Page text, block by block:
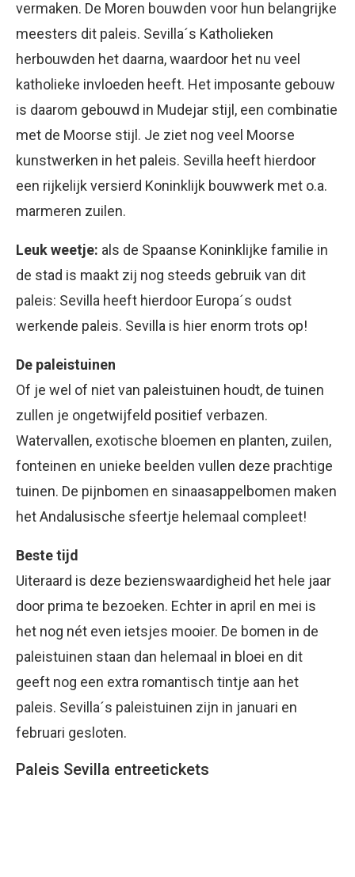
vermaken. De Moren bouwden voor hun belangrijke
meesters dit paleis. Sevilla´s Katholieken
herbouwden het daarna, waardoor het nu veel
katholieke invloeden heeft. Het imposante gebouw
is daarom gebouwd in Mudejar stijl, een combinatie
met de Moorse stijl. Je ziet nog veel Moorse
kunstwerken in het paleis. Sevilla heeft hierdoor
een rijkelijk versierd Koninklijk bouwwerk met o.a.
marmeren zuilen.
Leuk weetje: als de Spaanse Koninklijke familie in
de stad is maakt zij nog steeds gebruik van dit
paleis: Sevilla heeft hierdoor Europa´s oudst
werkende paleis. Sevilla is hier enorm trots op!
De paleistuinen
Of je wel of niet van paleistuinen houdt, de tuinen
zullen je ongetwijfeld positief verbazen.
Watervallen, exotische bloemen en planten, zuilen,
fonteinen en unieke beelden vullen deze prachtige
tuinen. De pijnbomen en sinaasappelbomen maken
het Andalusische sfeertje helemaal compleet!
Beste tijd
Uiteraard is deze bezienswaardigheid het hele jaar
door prima te bezoeken. Echter in april en mei is
het nog nét even ietsjes mooier. De bomen in de
paleistuinen staan dan helemaal in bloei en dit
geeft nog een extra romantisch tintje aan het
paleis. Sevilla´s paleistuinen zijn in januari en
februari gesloten.
Paleis Sevilla entreetickets